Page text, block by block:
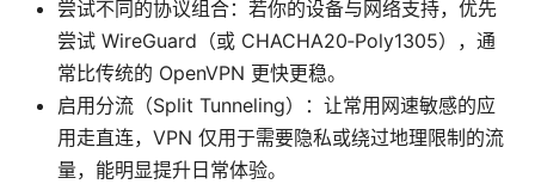
尝试不同的协议组合：若你的设备与网络支持，优先
尝试 WireGuard（或 CHACHA20‑Poly1305），通
常比传统的 OpenVPN 更快更稳。
启用分流（Split Tunneling）：让常用网速敏感的应
用走直连，VPN 仅用于需要隐私或绕过地理限制的流
量，能明显提升日常体验。